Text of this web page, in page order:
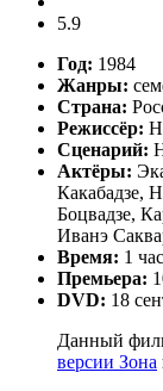
5.9
Год: 1984
Жанры:
Страна:
Режиссёр:
Сценарий:
Актёры:
Какабадзе,
Боцвадзе,
Иванэ
Время: 1
Премьера:
DVD: 18
Данный
версии Зона